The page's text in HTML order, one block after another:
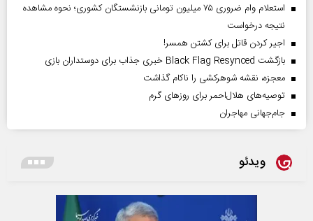
استعلام وام ضروری ۷۵ میلیون تومانی بازنشستگان کشوری؛ نحوه مشاهده
نتیجه درخواست
اجیر کردن قاتل برای کشتن همسر!
بازگشت Black Flag Resynced خبری جذاب برای دوستداران بازی
معجزه، نقشه شوهرکشی را ناکام گذاشت
توصیه‌های هلال‌احمر برای روز‌های گرم
جام‌جهانی مهاجران
ویدئو